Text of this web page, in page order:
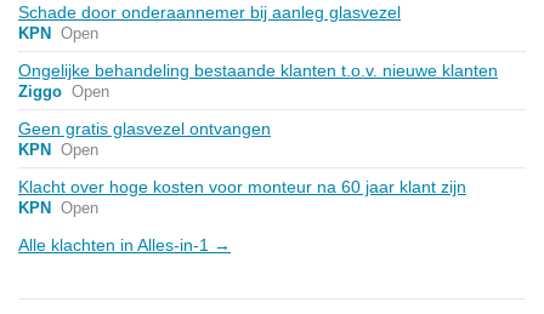
Schade door onderaannemer bij aanleg glasvezel
KPN Open
Ongelijke behandeling bestaande klanten t.o.v. nieuwe klanten
Ziggo Open
Geen gratis glasvezel ontvangen
KPN Open
Klacht over hoge kosten voor monteur na 60 jaar klant zijn
KPN Open
Alle klachten in Alles-in-1 →